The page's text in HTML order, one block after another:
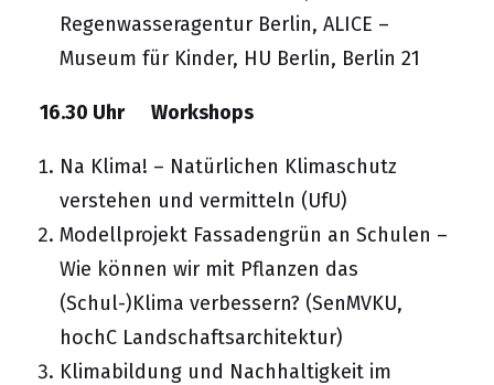
Regenwasseragentur Berlin, ALICE –
Museum für Kinder, HU Berlin, Berlin 21
16.30 Uhr Workshops
Na Klima! – Natürlichen Klimaschutz
verstehen und vermitteln (UfU)
Modellprojekt Fassadengrün an Schulen –
Wie können wir mit Pflanzen das
(Schul-)Klima verbessern? (SenMVKU,
hochC Landschaftsarchitektur)
Klimabildung und Nachhaltigkeit im